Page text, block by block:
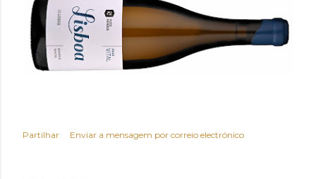
Partilhar Enviar a mensagem por correio electrónico